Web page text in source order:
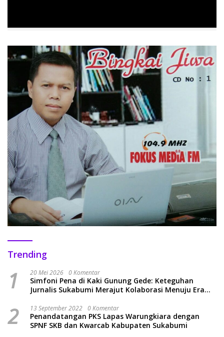
Trending
1 20 Mei 2026 0 Komentar
Simfoni Pena di Kaki Gunung Gede: Keteguhan
Jurnalis Sukabumi Merajut Kolaborasi Menuju Era
2 13 September 2022 0 Komentar
Penandatangan PKS Lapas Warungkiara dengan
SPNF SKB dan Kwarcab Kabupaten Sukabumi